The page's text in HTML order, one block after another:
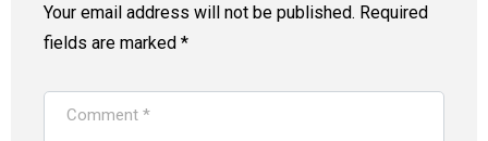
Your email address will not be published. Required
fields are marked *